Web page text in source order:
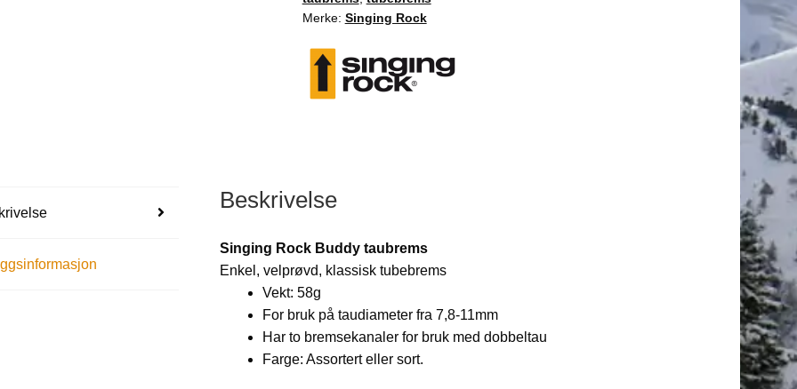
Merke: Singing Rock
Beskrivelse
Singing Rock Buddy taubrems
Enkel, velprøvd, klassisk tubebrems
Vekt: 58g
For bruk på taudiameter fra 7,8-11mm
Har to bremsekanaler for bruk med dobbeltau
Farge: Assortert eller sort.